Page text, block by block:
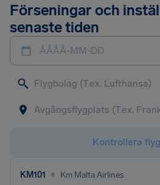
Förseningar och
senaste tiden
ÅÅÅÅ-MM-DD
Kontrollera
KM101 • Km Malta Airlines